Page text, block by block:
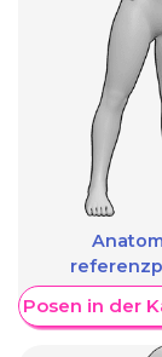
Posen in der